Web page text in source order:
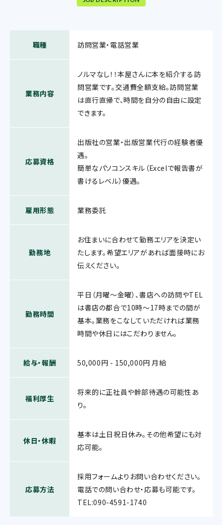
職種 訪問営業・電話営業
業務内容
ノルマなし！！本屋さんに本を紹介する訪
問営業です。交通費全額支給。訪問営業
は直行直帰で、時間を自分の自由に設定
できます。
応募資格
出版社の営業・出版営業代行の経験者優
遇。
簡単なパソコンスキル（Excelで報告書が
書けるレベル）優遇。
雇用形態 業務委託
勤務地
お住まいに合わせて勤務エリアを決定い
たします。希望エリアがあれば面接時にお
伝えください。
勤務時間
平日（月曜～金曜）、書店への訪問やTEL
は書店の都合で10時～17時までの間が
基本。業務をこなしていただければ業務
時間や休日にはこだわりません。
給与・報酬 50,000円 - 150,000円 月給
福利厚生
将来的に正社員や幹部待遇の可能性あ
り。
休日・休暇
基本は土日祝日休み。その他希望にも対
応可能。
応募方法
採用フォームよりお問い合わせください。
電話での問い合わせ・応募も可能です。
TEL:090-4591-1740